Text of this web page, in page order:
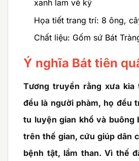
xanh lam vẽ kỹ
Họa tiết trang trí: 8 ông,
Chất liệu: Gốm sứ Bát
Ý nghĩa Bát tiên
Tương truyền rằng xưa kia
đều là người phàm, họ đều
tu luyện gian khổ và buông
trên thế gian, cứu giúp dân
bệnh tật, lầm than. Vì thế